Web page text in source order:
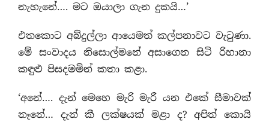
නැහැනේ…. මට ඔයාලා ගැන දුකයි…’
එතකොට අබ්දුල්ලා ආයෙමත් කල්පනාවට වැටුණා.
මේ සංවාදය නිසොල්මනේ අසාගෙන සිටි රිහානා
කඳුළු පිසදමමින් කතා කළා.
‘අනේ…. දැන් මෙහෙ මැරි මැරී යන එකේ සීමාවක්
නෑනේ… දැන් කී ලක්ෂයක් මළා ද? අපිත් කොයි